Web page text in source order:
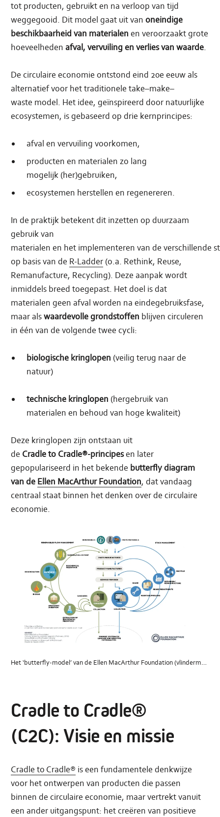
tot producten, gebruikt en na verloop van tijd
weggegooid. Dit model gaat uit vanoneindige
beschikbaarheid van materialen en veroorzaakt grote
hoeveelheden afval, vervuiling en verlies van waarde.
De circulaire economie ontstond eind 20e eeuw als
alternatief voor het traditionele take–make–
waste model. Het idee, geïnspireerd door natuurlijke
ecosystemen, is gebaseerd op drie kernprincipes:
afval en vervuiling voorkomen,
producten en materialen zo lang
mogelijk (her)gebruiken,
ecosystemen herstellen en regenereren.
In de praktijk betekent dit inzetten op duurzaam
gebruik van
materialen en het implementeren van de verschillende
op basis van de R-Ladder (o.a. Rethink, Reuse,
Remanufacture, Recycling). Deze aanpak wordt
inmiddels breed toegepast. Het doel is dat
materialen geen afval worden na eindegebruiksfase,
maar alswaardevolle grondstoffen blijven circuleren
in één van de volgende twee cycli:
biologische kringlopen (veilig terug naar de
natuur)
technische kringlopen (hergebruik van
materialen en behoud van hoge kwaliteit)
Deze kringlopen zijn ontstaan uit
de Cradle to Cradle®-principesen later
gepopulariseerd in het bekende butterfly diagram
van de Ellen MacArthur Foundation, dat vandaag
centraal staat binnen het denken over de circulaire
economie.
Het ‘butterfly-model’ van de Ellen MacArthur Foundation (vlindermodel)
Cradle to Cradle®
(C2C): Visie en missie
Cradle to Cradle® is een fundamentele denkwijze
voor het ontwerpen van producten die passen
binnen de circulaire economie, maar vertrekt vanuit
een ander uitgangspunt: het creëren van positieve